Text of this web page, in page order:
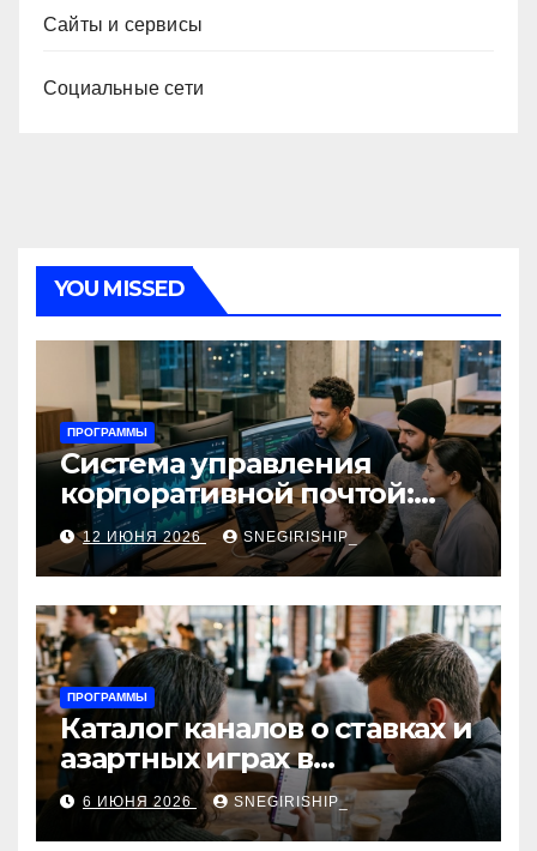
Сайты и сервисы
Социальные сети
YOU MISSED
ПРОГРАММЫ
Система управления
корпоративной почтой:
функции, безопасность и
интеграция
12 ИЮНЯ 2026 SNEGIRISHIP_
ПРОГРАММЫ
Каталог каналов о ставках и
азартных играх в
мессенджерах
6 ИЮНЯ 2026 SNEGIRISHIP_